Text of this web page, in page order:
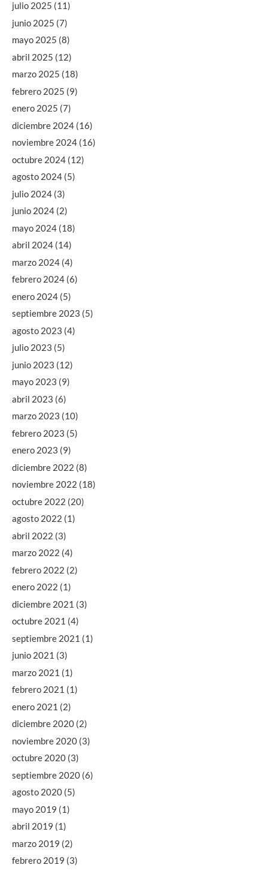
julio 2025 (11)
junio 2025 (7)
mayo 2025 (8)
abril 2025 (12)
marzo 2025 (18)
febrero 2025 (9)
enero 2025 (7)
diciembre 2024 (16)
noviembre 2024 (16)
octubre 2024 (12)
agosto 2024 (5)
julio 2024 (3)
junio 2024 (2)
mayo 2024 (18)
abril 2024 (14)
marzo 2024 (4)
febrero 2024 (6)
enero 2024 (5)
septiembre 2023 (5)
agosto 2023 (4)
julio 2023 (5)
junio 2023 (12)
mayo 2023 (9)
abril 2023 (6)
marzo 2023 (10)
febrero 2023 (5)
enero 2023 (9)
diciembre 2022 (8)
noviembre 2022 (18)
octubre 2022 (20)
agosto 2022 (1)
abril 2022 (3)
marzo 2022 (4)
febrero 2022 (2)
enero 2022 (1)
diciembre 2021 (3)
octubre 2021 (4)
septiembre 2021 (1)
junio 2021 (3)
marzo 2021 (1)
febrero 2021 (1)
enero 2021 (2)
diciembre 2020 (2)
noviembre 2020 (3)
octubre 2020 (3)
septiembre 2020 (6)
agosto 2020 (5)
mayo 2019 (1)
abril 2019 (1)
marzo 2019 (2)
febrero 2019 (3)